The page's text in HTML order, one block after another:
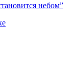
небом”